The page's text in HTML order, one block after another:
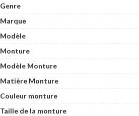
Genre
Marque
Modèle
Monture
Modèle Monture
Matière Monture
Couleur monture
Taille de la monture